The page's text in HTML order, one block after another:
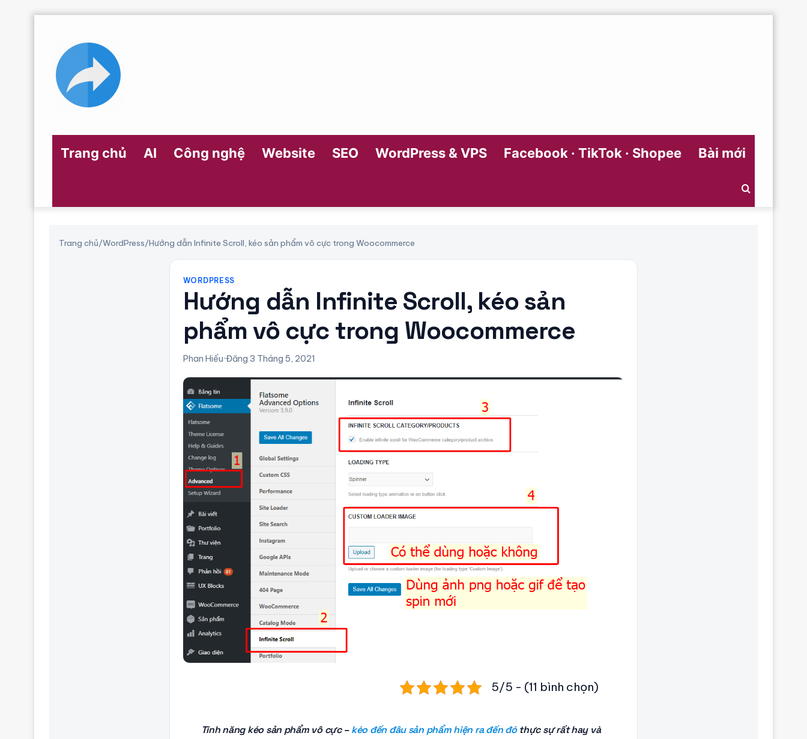
Trang chủ AI Công nghệ Website SEO WordPress & VPS Facebook · TikTok · Shopee Bài mới
Search
Trang chủ/WordPress/Hướng dẫn Infinite Scroll, kéo sản phẩm vô cực trong Woocommerce
WORDPRESS
Hướng dẫn Infinite Scroll, kéo sản
phẩm vô cực trong Woocommerce
Phan Hiếu·Đăng 3 Tháng 5, 2021
5/5 - (11 bình chọn)
Tính năng kéo sản phẩm vô cực –kéo đến đâu sản phẩm hiện ra đến đóthực sự rất hay và